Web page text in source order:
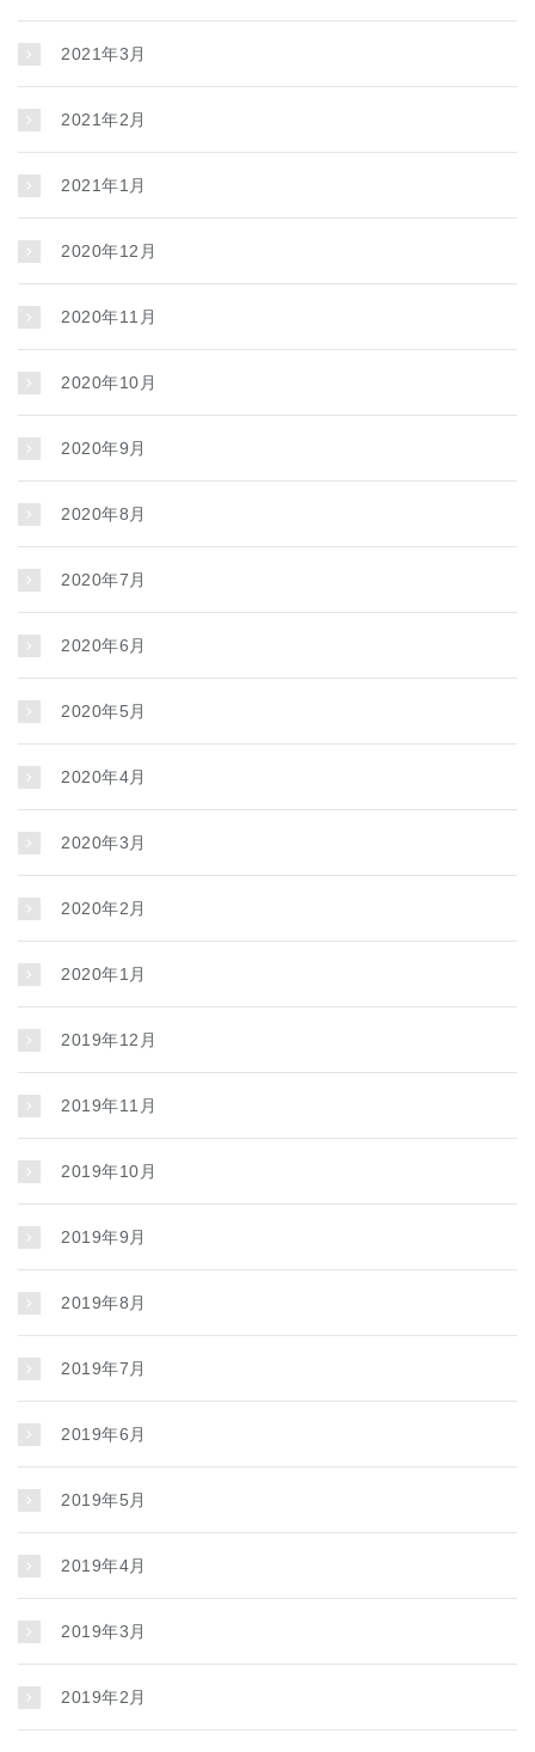
2021年3月
2021年2月
2021年1月
2020年12月
2020年11月
2020年10月
2020年9月
2020年8月
2020年7月
2020年6月
2020年5月
2020年4月
2020年3月
2020年2月
2020年1月
2019年12月
2019年11月
2019年10月
2019年9月
2019年8月
2019年7月
2019年6月
2019年5月
2019年4月
2019年3月
2019年2月